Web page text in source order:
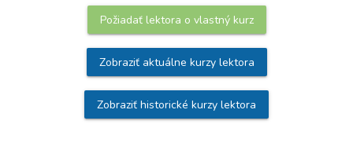
Požiadať lektora o vlastný kurz
Zobraziť aktuálne kurzy lektora
Zobraziť historické kurzy lektora